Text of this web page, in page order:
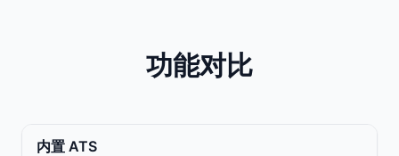
功能对比
内置 ATS